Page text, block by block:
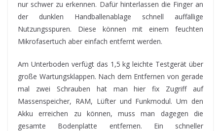
nur schwer zu erkennen. Dafür hinterlassen die Finger an
der dunklen Handballenablage schnell auffällige
Nutzungsspuren. Diese können mit einem feuchten
Mikrofasertuch aber einfach entfernt werden.
Am Unterboden verfügt das 1,5 kg leichte Testgerät über
große Wartungsklappen. Nach dem Entfernen von gerade
mal zwei Schrauben hat man hier fix Zugriff auf
Massenspeicher, RAM, Lüfter und Funkmodul. Um den
Akku erreichen zu können, muss man dagegen die
gesamte Bodenplatte entfernen. Ein schneller